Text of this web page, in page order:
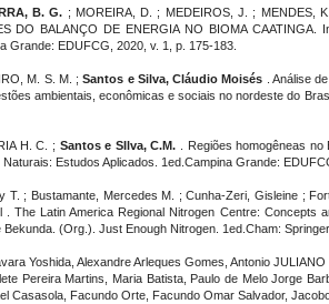
B. G. ; MOREIRA, D. ; MEDEIROS, J. ; MENDES,
DO BALANÇO DE ENERGIA NO BIOMA
Grande: EDUFCG, 2020, v. 1, p. 175-183.
M. S. M. ;Santos e Silva, Cláudio Moisés . Análise
ambientais, econômicas e sociais no nordeste do
H. C. ; Santos e SIlva, C.M. . Regiões homogêneas
Estudos Aplicados. 1ed.Campina Grande:
T. ; Bustamante, Mercedes M. ; Cunha-Zeri, Gisleine ;
The Latin America Regional Nitrogen Centre:
(Org.). Just Enough Nitrogen. 1ed.Cham:
Yoshida, Alexandre Arleques Gomes, Antonio
Pereira Martins, Maria Batista, Paulo de Melo Jorge
Casasola, Facundo Orte, Facundo Omar Salvador,